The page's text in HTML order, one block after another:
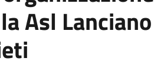
Asl Lanciano